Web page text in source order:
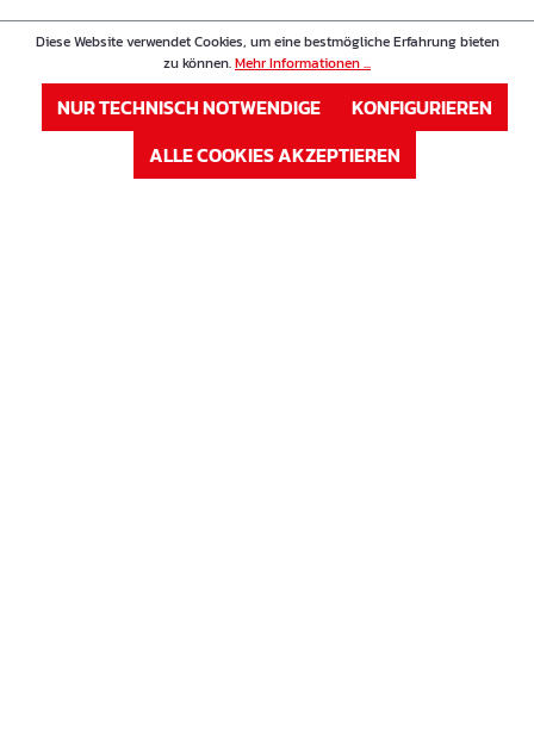
Diese Website verwendet Cookies, um eine bestmögliche Erfahrung bieten
zu können.Mehr Informationen ...
NUR TECHNISCH NOTWENDIGE
KONFIGURIEREN
ALLE COOKIES AKZEPTIEREN